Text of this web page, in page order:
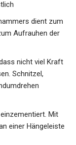
dient zum
Aufrauhen der
nicht viel Kraft
Schnitzel,
Mit
einer Hängeleiste